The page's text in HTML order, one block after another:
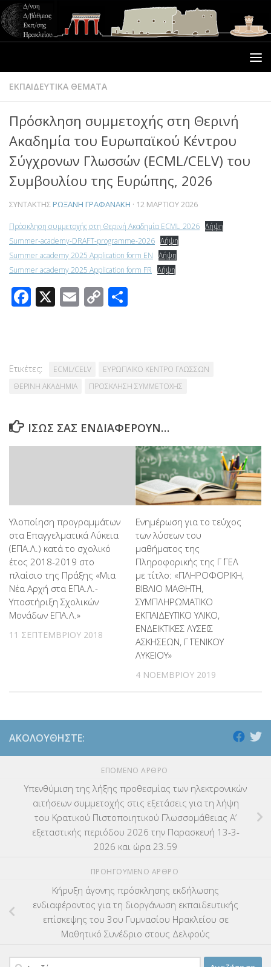
ΕΚΠΑΙΔΕΥΤΙΚΑ ΘΕΜΑΤΑ
Πρόσκληση συμμετοχής στη Θερινή
Ακαδημία του Ευρωπαϊκού Κέντρου
Σύγχρονων Γλωσσών (ECML/CELV) του
Συμβουλίου της Ευρώπης, 2026
ΣΥΝΤΆΚΤΗΣ ΡΩΞΆΝΗ ΓΡΑΦΑΝΆΚΗ · 12 ΜΑΡΤΊΟΥ 2026
Πρόσκληση συμμετοχής στη Θερινή Ακαδημία ECML_2026 Λήψη
Summer-academy-DRAFT-programme-2026 Λήψη
Summer academy 2025 Application form EN Λήψη
Summer academy 2025 Application form FR Λήψη
Facebook
X Email
Copy
Ετικέτες: ECML/CELV
ΕΥΡΩΠΑΪΚΟ ΚΕΝΤΡΟ ΓΛΩΣΣΩΝ
ΘΕΡΙΝΗ ΑΚΑΔΗΜΙΑ
ΠΡΟΣΚΛΗΣΗ ΣΥΜΜΕΤΟΧΗΣ
ΊΣΩΣ ΣΑΣ ΕΝΔΙΑΦΈΡΟΥΝ…
Υλοποίηση προγραμμάτων
στα Επαγγελματικά Λύκεια
(ΕΠΑ.Λ.) κατά το σχολικό
έτος 2018-2019 στο
πλαίσιο της Πράξης «Μια
Νέα Αρχή στα ΕΠΑ.Λ.-
Υποστήριξη Σχολικών
Μονάδων ΕΠΑ.Λ.»
11 ΣΕΠΤΕΜΒΡΊΟΥ 2018
Ενημέρωση για το τεύχος
των λύσεων του
μαθήματος της
Πληροφορικής της Γ΄ ΓΕΛ
με τίτλο: «ΠΛΗΡΟΦΟΡΙΚΗ,
ΒΙΒΛΙΟ ΜΑΘΗΤΗ,
ΣΥΜΠΛΗΡΩΜΑΤΙΚΟ
ΕΚΠΑΙΔΕΥΤΙΚΟ ΥΛΙΚΟ,
ΕΝΔΕΙΚΤΙΚΕΣ ΛΥΣΕΙΣ
ΑΣΚΗΣΕΩΝ, Γ΄ ΓΕΝΙΚΟΥ
ΛΥΚΕΙΟΥ»
4 ΝΟΕΜΒΡΊΟΥ 2019
ΑΚΟΛΟΥΘΉΣΤΕ:
ΕΠΌΜΕΝΟ ΆΡΘΡΟ
Υπενθύμιση της λήξης προθεσμίας των ηλεκτρονικών
αιτήσεων συμμετοχής στις εξετάσεις για τη λήψη
του Κρατικού Πιστοποιητικού Γλωσσομάθειας Α’
εξεταστικής περιόδου 2026 την Παρασκευή 13-3-
2026 και ώρα 23.59
ΠΡΟΗΓΟΎΜΕΝΟ ΆΡΘΡΟ
Κήρυξη άγονης πρόσκλησης εκδήλωσης
ενδιαφέροντος για τη διοργάνωση εκπαιδευτικής
επίσκεψης του 3ου Γυμνασίου Ηρακλείου σε
Μαθητικό Συνέδριο στους Δελφούς
Αναζήτηση